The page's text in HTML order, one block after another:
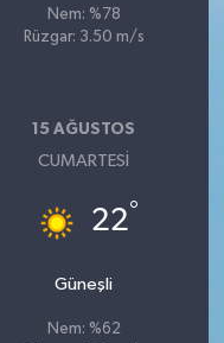
Nem: %78
Rüzgar: 3.50 m/s
15 AĞUSTOS
CUMARTESI
22°
Güneşli
Nem: %62